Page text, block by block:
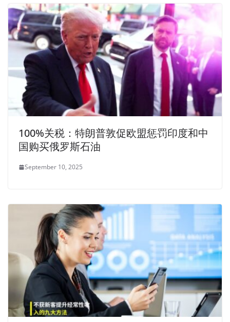
100%关税：特朗普敦促欧盟惩罚印度和中
国购买俄罗斯石油
September 10, 2025